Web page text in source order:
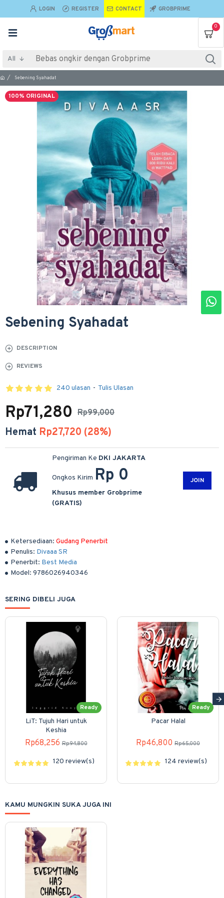
LOGIN REGISTER CONTACT GROBPRIME
0
All
Sebening Syahadat
100% ORIGINAL
Sebening Syahadat
DESCRIPTION
REVIEWS
Ketersediaan: Gudang Penerbit
Penulis: Divaaa SR
Penerbit: Best Media
Model: 9786026940346
240 ulasan - Tulis Ulasan
Rp99,000
Rp71,280
Hemat Rp27,720 (28%)
Pengiriman Ke DKI JAKARTA
Ongkos Kirim Rp 0
Khusus member Grobprime
(GRATIS)
JOIN
SERING DIBELI JUGA
Ready
LiT: Tujuh Hari untuk
Keshia
Rp68,256 Rp94,800
120 review(s)
Ready
Pacar Halal
Rp46,800 Rp65,000
124 review(s)
KAMU MUNGKIN SUKA JUGA INI